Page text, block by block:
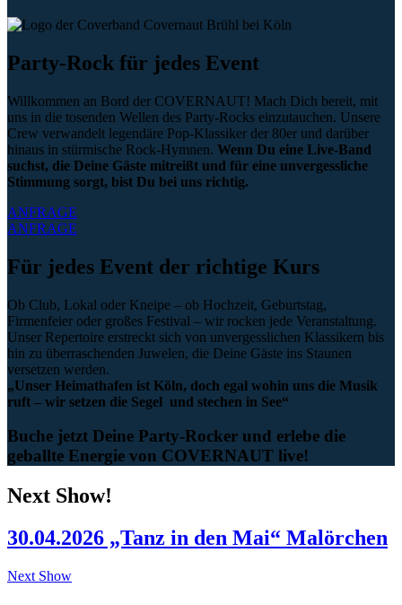
Party-Rock für jedes Event
Willkommen an Bord der COVERNAUT! Mach Dich bereit, mit
uns in die tosenden Wellen des Party-Rocks einzutauchen. Unsere
Crew verwandelt legendäre Pop-Klassiker der 80er und darüber
hinaus in stürmische Rock-Hymnen. Wenn Du eine Live-Band
suchst, die Deine Gäste mitreißt und für eine unvergessliche
Stimmung sorgt, bist Du bei uns richtig.
ANFRAGE
ANFRAGE
Für jedes Event der richtige Kurs
Ob Club, Lokal oder Kneipe – ob Hochzeit, Geburtstag,
Firmenfeier oder großes Festival – wir rocken jede Veranstaltung.
Unser Repertoire erstreckt sich von unvergesslichen Klassikern bis
hin zu überraschenden Juwelen, die Deine Gäste ins Staunen
versetzen werden.
„Unser Heimathafen ist Köln, doch egal wohin uns die Musik
ruft – wir setzen die Segel und stechen in See“
Buche jetzt Deine Party-Rocker und erlebe die
geballte Energie von COVERNAUT live!
Next Show!
30.04.2026 „Tanz in den Mai“ Malörchen
Next Show